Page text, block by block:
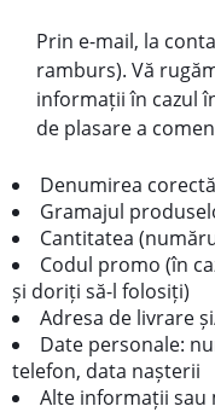
Prin e-mail, la
ramburs). Vă
informații în cazul
de plasare a
Denumirea
Gramajul
Cantitatea
Codul promo (în
și doriți să-l folosiți)
Adresa de livrare
Date personale:
telefon, data nașterii
Alte informații sau